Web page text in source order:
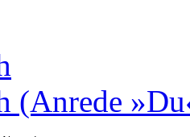
(Anrede